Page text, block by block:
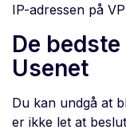
IP-adressen på
De
Usenet
Du kan undgå at
er ikke let at